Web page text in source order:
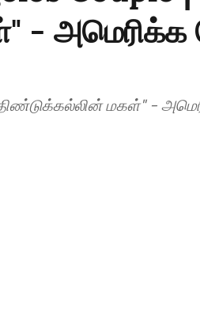
-
திண்டுக்கல்லின் மகள்" -